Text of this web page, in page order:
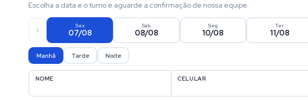
Escolha a data e o turno e aguarde a confirmação de nossa equipe.
Sex
07/08
Sáb
08/08
Seg
10/08
Ter
11/08
Manhã Tarde Noite
NOME CELULAR